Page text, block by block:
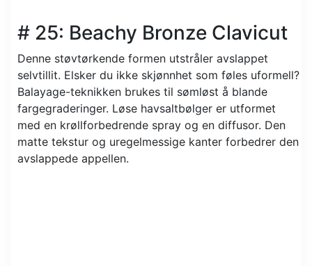
# 25: Beachy Bronze Clavicut
Denne støvtørkende formen utstråler avslappet
selvtillit. Elsker du ikke skjønnhet som føles uformell?
Balayage-teknikken brukes til sømløst å blande
fargegraderinger. Løse havsaltbølger er utformet
med en krøllforbedrende spray og en diffusor. Den
matte tekstur og uregelmessige kanter forbedrer den
avslappede appellen.